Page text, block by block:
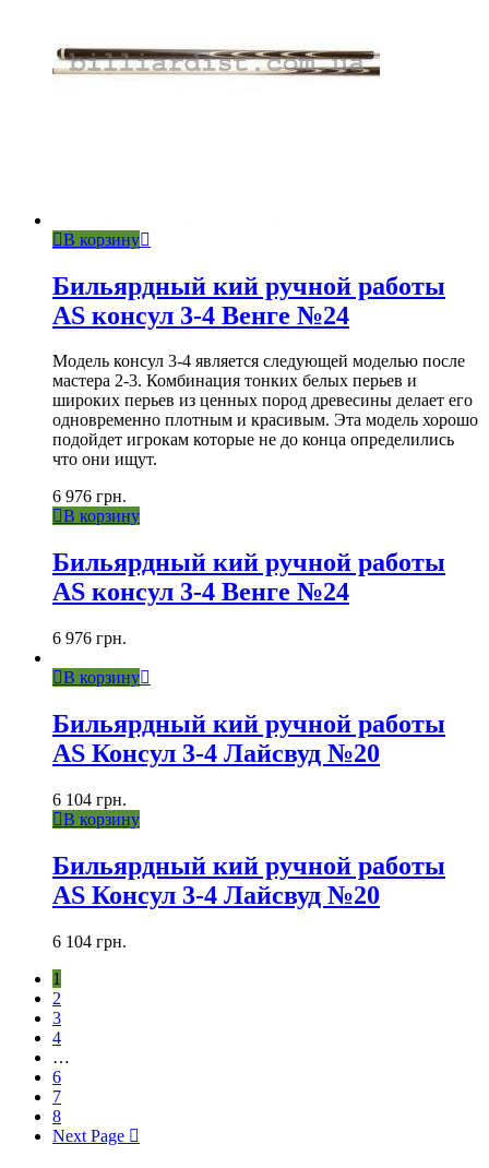
В корзину
Бильярдный кий ручной работы
AS консул 3-4 Венге №24
Модель консул 3-4 является следующей моделью после
мастера 2-3. Комбинация тонких белых перьев и
широких перьев из ценных пород древесины делает его
одновременно плотным и красивым. Эта модель хорошо
подойдет игрокам которые не до конца определились
что они ищут.
6 976 грн.
В корзину
Бильярдный кий ручной работы
AS консул 3-4 Венге №24
6 976 грн.
В корзину
Бильярдный кий ручной работы
AS Консул 3-4 Лайсвуд №20
6 104 грн.
В корзину
Бильярдный кий ручной работы
AS Консул 3-4 Лайсвуд №20
6 104 грн.
1
2
3
4
…
6
7
8
Next Page